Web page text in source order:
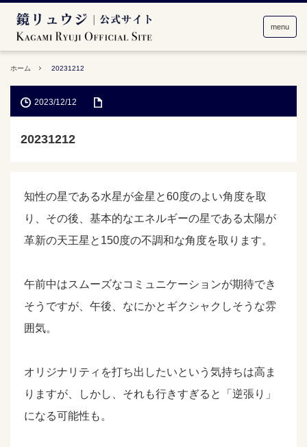
menu
ホーム 20231212
2023/12/12
20231212
知性の星である水星が金星と60度のよい角度を取
り、その後、基本的なエネルギーの星である太陽が
革新の天王星と150度の不調和な角度を取ります。
午前中はスムーズなコミュニケーションが期待でき
そうですが、午後、なにかとギクシャクしそうな雰
囲気。
オリジナリティを打ち出したいという気持ちは高ま
りますが、しかし、それも行きすぎると「逆張り」
になる可能性も。